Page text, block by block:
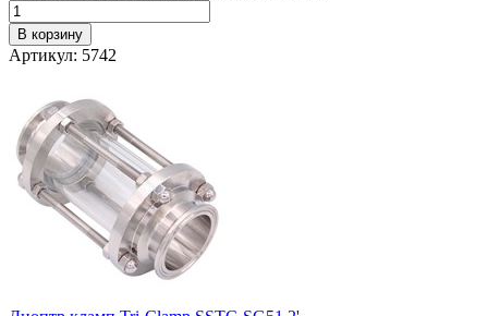
В корзину
Артикул: 5742